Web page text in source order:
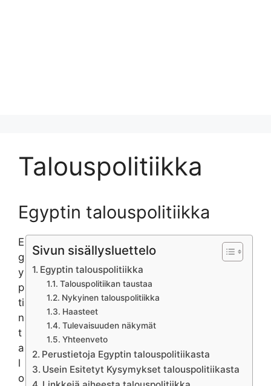
Talouspolitiikka
Egyptin talouspolitiikka
Sivun sisällysluettelo
Egyptin talouspolitiikka
Talouspolitiikan taustaa
Nykyinen talouspolitiikka
Haasteet
Tulevaisuuden näkymät
Yhteenveto
Perustietoja Egyptin talouspolitiikasta
Usein Esitetyt Kysymykset talouspolitiikasta
E
g
y
p
ti
n
t
a
l
o